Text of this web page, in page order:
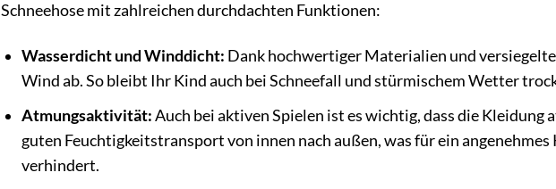
Schneehose mit zahlreichen durchdachten Funktionen:
Wasserdicht und Winddicht: Dank hochwertiger Materialien und
Wind ab. So bleibt Ihr Kind auch bei Schneefall und stürmischem Wetter
Atmungsaktivität:Auch bei aktiven Spielen ist es wichtig, dass die Kleidung
guten Feuchtigkeitstransport von innen nach außen, was für ein
verhindert.